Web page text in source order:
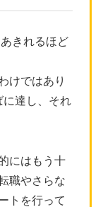
きれるほど
けではあり
に達し、それ
にはもう十
職やさらな
トを行って